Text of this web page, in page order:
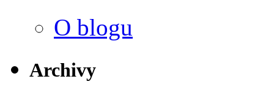
O blogu
Archivy